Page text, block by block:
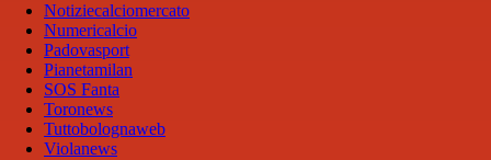
Notiziecalciomercato
Numericalcio
Padovasport
Pianetamilan
SOS Fanta
Toronews
Tuttobolognaweb
Violanews